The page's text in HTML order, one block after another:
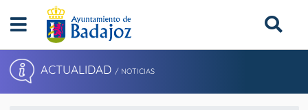
ACTUALIDAD / NOTICIAS